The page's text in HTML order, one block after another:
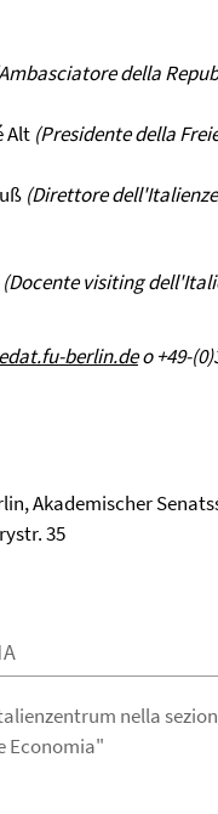
della
Alt (Presidente della
(Direttore
(Docente visiting
berlin.deo +49-
Akademischer
35
nella
Economia"